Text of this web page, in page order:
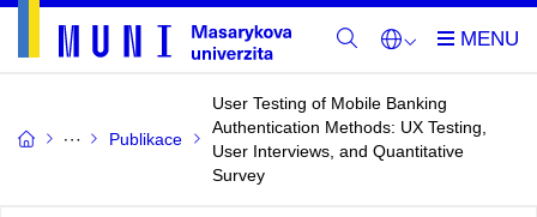
Publikace
User Testing of Mobile Banking
Authentication Methods: UX Testing,
User Interviews, and Quantitative
Survey